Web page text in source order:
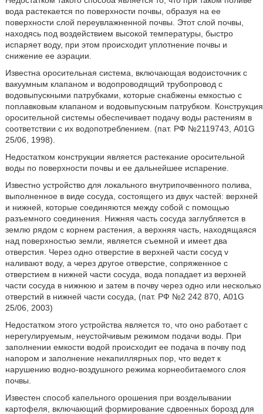
вода растекается по поверхности почвы, образуя на ее
поверхности слой переувлажненной почвы. Этот слой почвы,
находясь под воздействием высокой температуры, быстро
испаряет воду, при этом происходит уплотнение почвы и
снижение ее аэрации.
Известна оросительная система, включающая водоисточник с
вакуумным клапаном и водопроводящий трубопровод с
водовыпускными патрубками, которые снабжены емкостью с
поплавковым клапаном и водовыпускным патрубком. Конструкция
оросительной системы обеспечивает подачу воды растениям в
соответствии с их водопотреблением. (пат. РФ №2119743, A01G
25/06, 1998).
Недостатком конструкции является растекание оросительной
воды по поверхности почвы и ее дальнейшее испарение.
Известно устройство для локального внутрипочвенного полива,
выполненное в виде сосуда, состоящего из двух частей: верхней
и нижней, которые соединяются между собой с помощью
разъемного соединения. Нижняя часть сосуда заглубляется в
землю рядом с корнем растения, а верхняя часть, находящаяся
над поверхностью земли, является съемной и имеет два
отверстия. Через одно отверстие в верхней части сосуд v
наливают воду, а через другое отверстие, сопряженное с
отверстием в нижней части сосуда, вода попадает из верхней
части сосуда в нижнюю и затем в почву через одно или несколько
отверстий в нижней части сосуда, (пат. РФ №2 242 870, A01G
25/06, 2003)
Недостатком этого устройства является то, что оно работает с
нерегулируемым, неустойчивым режимом подачи воды. При
заполнении емкости водой происходит ее подача в почву под
напором и заполнение некапиллярных пор, что ведет к
нарушению водно-воздушного режима корнеобитаемого слоя
почвы.
Известен способ капельного орошения при возделывании
картофеля, включающий формирование сдвоенных борозд для